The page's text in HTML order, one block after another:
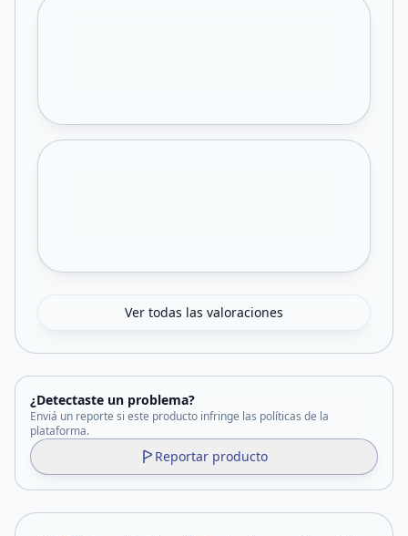
Ver todas las valoraciones
¿Detectaste un problema?
Enviá un reporte si este producto infringe las políticas de la
plataforma.
Reportar producto